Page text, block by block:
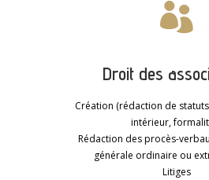

Droit des
Création (rédaction de
intérieur,
Rédaction des procès-
générale ordinaire ou
Litiges